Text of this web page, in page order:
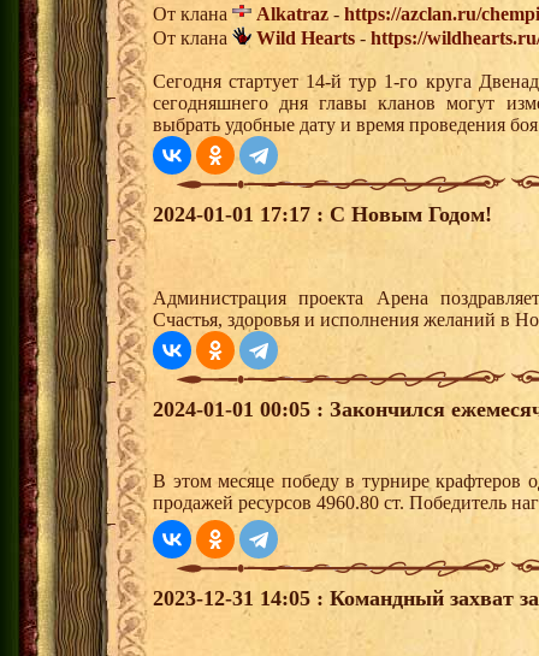
От клана
Alkatraz - https://azclan.ru/
От клана
Wild Hearts - https://
Сегодня стартует 14-й тур 1-го круга
сегодняшнего дня главы кланов могут
выбрать удобные дату и время проведения
2024-01-01 17:17 : С Новым Годом!
Администрация проекта Арена
Счастья, здоровья и исполнения желаний в
2024-01-01 00:05 : Закончился
В этом месяце победу в турнире крафтеров
продажей ресурсов 4960.80 ст. Победитель
2023-12-31 14:05 : Командный захват